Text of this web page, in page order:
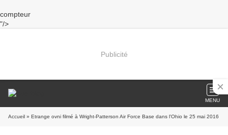
compteur
"/>
Publicité
MENU
Accueil » Etrange ovni filmé à Wright-Patterson Air Force Base dans l'Ohio le 25 mai 2016